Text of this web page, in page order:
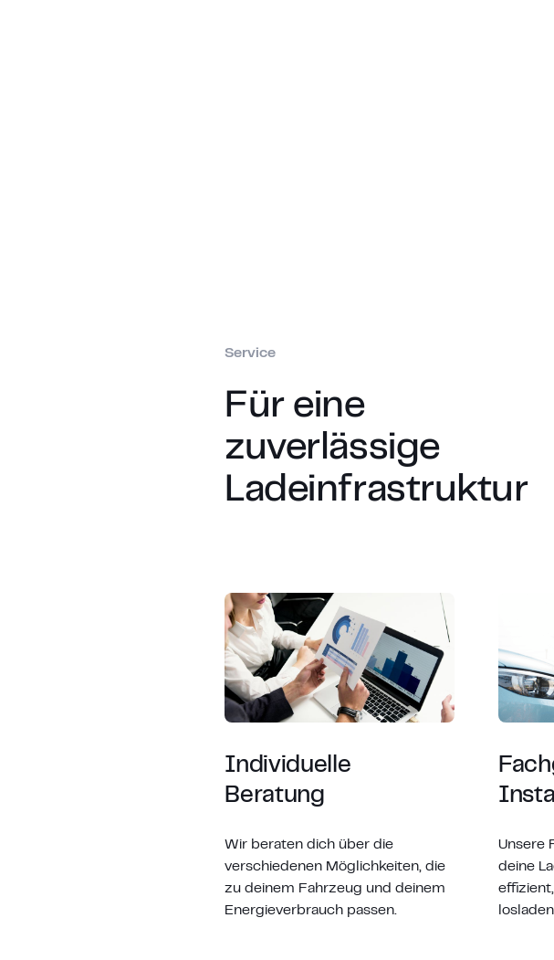
Service
Für eine
zuverlässige
Ladeinfrastruktur
Individuelle
Beratung
Wir beraten dich über die
verschiedenen Möglichkeiten, die
zu deinem Fahrzeug und deinem
Energieverbrauch passen.
Unsere
deine